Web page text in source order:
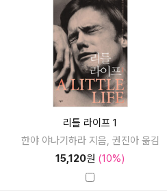
리틀 라이프 1
한야 야나기하라 지음, 권진아 옮김
15,120원 (10%)